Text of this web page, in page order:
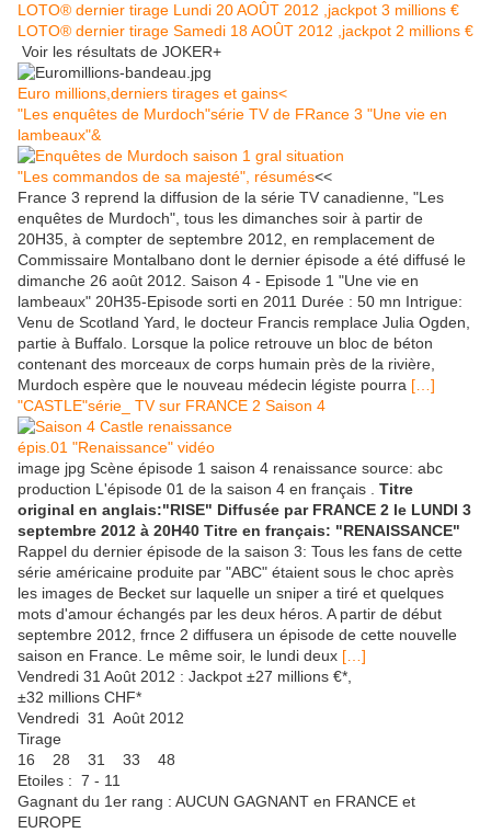
LOTO® dernier tirage Lundi 20 AOÛT 2012 ,jackpot 3 millions €
LOTO® dernier tirage Samedi 18 AOÛT 2012 ,jackpot 2 millions €
Voir les résultats de JOKER+
Euro millions,derniers tirages et gains<
"Les enquêtes de Murdoch"série TV de FRance 3 "Une vie en
lambeaux"&
"Les commandos de sa majesté", résumés<<
France 3 reprend la diffusion de la série TV canadienne, "Les
enquêtes de Murdoch", tous les dimanches soir à partir de
20H35, à compter de septembre 2012, en remplacement de
Commissaire Montalbano dont le dernier épisode a été diffusé le
dimanche 26 août 2012. Saison 4 - Episode 1 "Une vie en
lambeaux" 20H35-Episode sorti en 2011 Durée : 50 mn Intrigue:
Venu de Scotland Yard, le docteur Francis remplace Julia Ogden,
partie à Buffalo. Lorsque la police retrouve un bloc de béton
contenant des morceaux de corps humain près de la rivière,
Murdoch espère que le nouveau médecin légiste pourra […]
"CASTLE"série_ TV sur FRANCE 2 Saison 4
épis.01 "Renaissance" vidéo
image jpg Scène épisode 1 saison 4 renaissance source: abc
production L'épisode 01 de la saison 4 en français . Titre
original en anglais:"RISE" Diffusée par FRANCE 2 le LUNDI 3
septembre 2012 à 20H40 Titre en français: "RENAISSANCE"
Rappel du dernier épisode de la saison 3: Tous les fans de cette
série américaine produite par "ABC" étaient sous le choc après
les images de Becket sur laquelle un sniper a tiré et quelques
mots d'amour échangés par les deux héros. A partir de début
septembre 2012, frnce 2 diffusera un épisode de cette nouvelle
saison en France. Le même soir, le lundi deux […]
Vendredi 31 Août 2012 : Jackpot ±27 millions €*,
±32 millions CHF*
Vendredi 31 Août 2012
Tirage
16 28 31 33 48
Etoiles : 7 - 11
Gagnant du 1er rang : AUCUN GAGNANT en FRANCE et
EUROPE